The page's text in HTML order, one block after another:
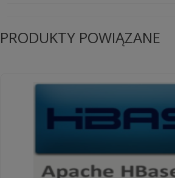
PRODUKTY POWIĄZANE